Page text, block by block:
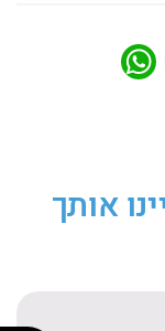
LinkedIn
אותך